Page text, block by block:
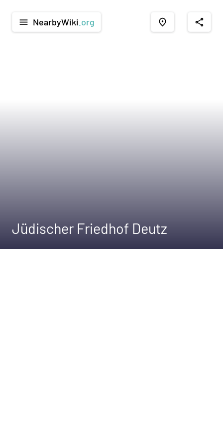
menu NearbyWiki .org place share
Jüdischer Friedhof Deutz